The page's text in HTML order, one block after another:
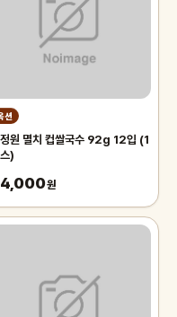
션
원 멸치 컵쌀국수 92g 12입 (1
)
원